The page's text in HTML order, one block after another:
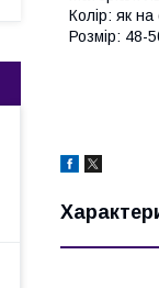
Колір: як
Розмір: 48-